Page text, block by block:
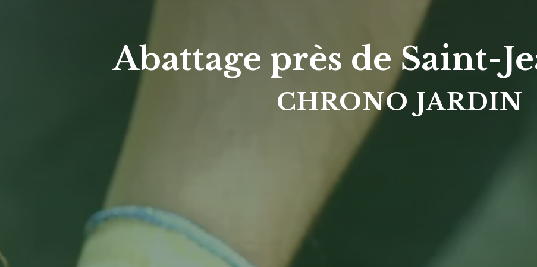
Abattage près de Saint-
CHRONO JARDIN